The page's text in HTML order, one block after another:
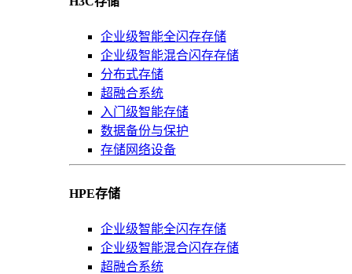
企业级智能全闪存存储
企业级智能混合闪存存储
分布式存储
超融合系统
入门级智能存储
数据备份与保护
存储网络设备
HPE存储
企业级智能全闪存存储
企业级智能混合闪存存储
超融合系统